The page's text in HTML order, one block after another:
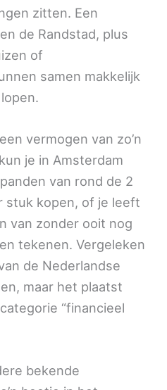
zitten. Een
de Randstad, plus
of
samen makkelijk
vermogen van zo’n
je in Amsterdam
van rond de 2
stuk kopen, of je leeft
van zonder ooit nog
tekenen. Vergeleken
de Nederlandse
maar het plaatst
“financieel
bekende